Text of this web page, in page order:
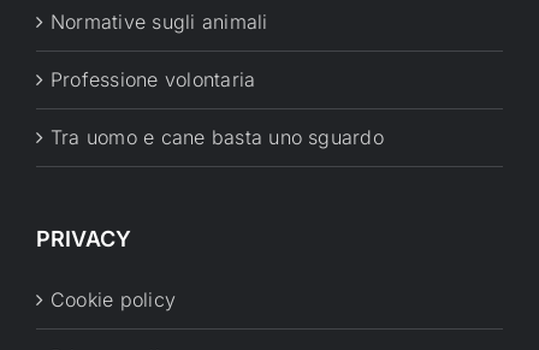
Normative sugli animali
Professione volontaria
Tra uomo e cane basta uno sguardo
PRIVACY
Cookie policy